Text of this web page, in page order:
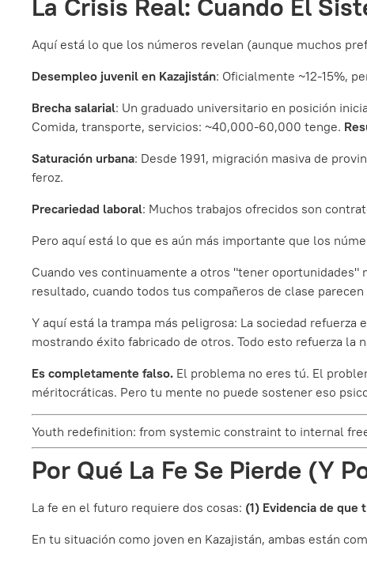
Aquí está lo que los números revelan (aunque muchos
Desempleo juvenil en Kazajistán: Oficialmente ~12-15%,
Brecha salarial: Un graduado universitario en posición
Comida, transporte, servicios: ~40,000-60,000 tenge.
Saturación urbana: Desde 1991, migración masiva de
feroz.
Precariedad laboral: Muchos trabajos ofrecidos son
Pero aquí está lo que es aún más importante que los
Cuando ves continuamente a otros "tener
resultado, cuando todos tus compañeros de clase
Y aquí está la trampa más peligrosa: La sociedad refuerza
mostrando éxito fabricado de otros. Todo esto refuerza
Es completamente falso. El problema no eres tú. El
méritocráticas. Pero tu mente no puede sostener eso
Youth redefinition: from systemic constraint to internal
Por Qué La Fe Se Pierde (Y
La fe en el futuro requiere dos cosas: (1) Evidencia de
En tu situación como joven en Kazajistán, ambas están